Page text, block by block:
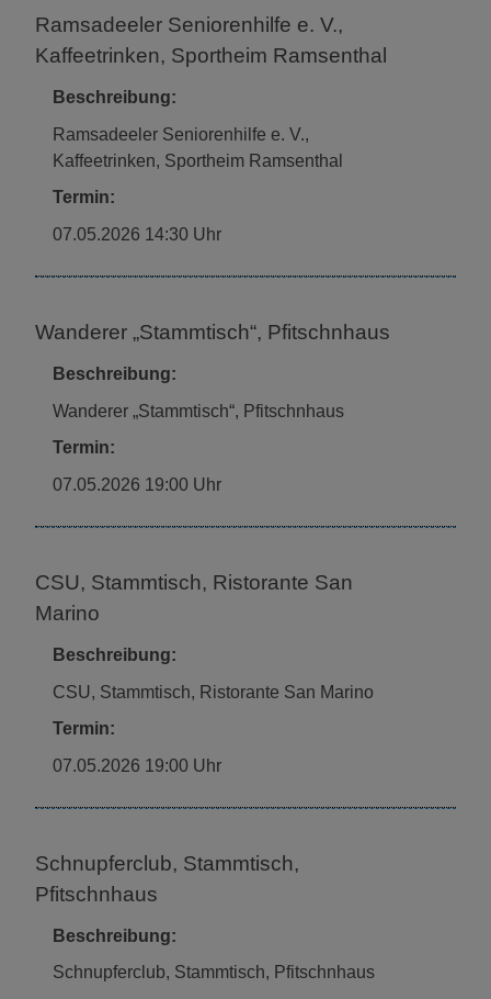
Ramsadeeler Seniorenhilfe e. V.,
Kaffeetrinken, Sportheim Ramsenthal
Beschreibung:
Ramsadeeler Seniorenhilfe e. V.,
Kaffeetrinken, Sportheim Ramsenthal
Termin:
07.05.2026 14:30 Uhr
Wanderer „Stammtisch“, Pfitschnhaus
Beschreibung:
Wanderer „Stammtisch“, Pfitschnhaus
Termin:
07.05.2026 19:00 Uhr
CSU, Stammtisch, Ristorante San
Marino
Beschreibung:
CSU, Stammtisch, Ristorante San Marino
Termin:
07.05.2026 19:00 Uhr
Schnupferclub, Stammtisch,
Pfitschnhaus
Beschreibung:
Schnupferclub, Stammtisch, Pfitschnhaus